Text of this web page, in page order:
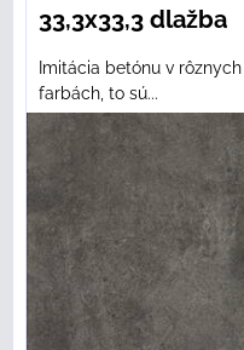
33,3x33,3 dlažba
Imitácia betónu v
farbách, to sú...